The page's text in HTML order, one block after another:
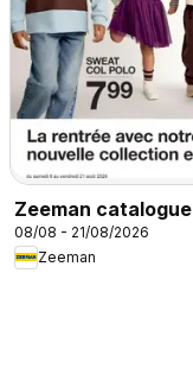
Zeeman catalogue
08/08 - 21/08/2026
Zeeman